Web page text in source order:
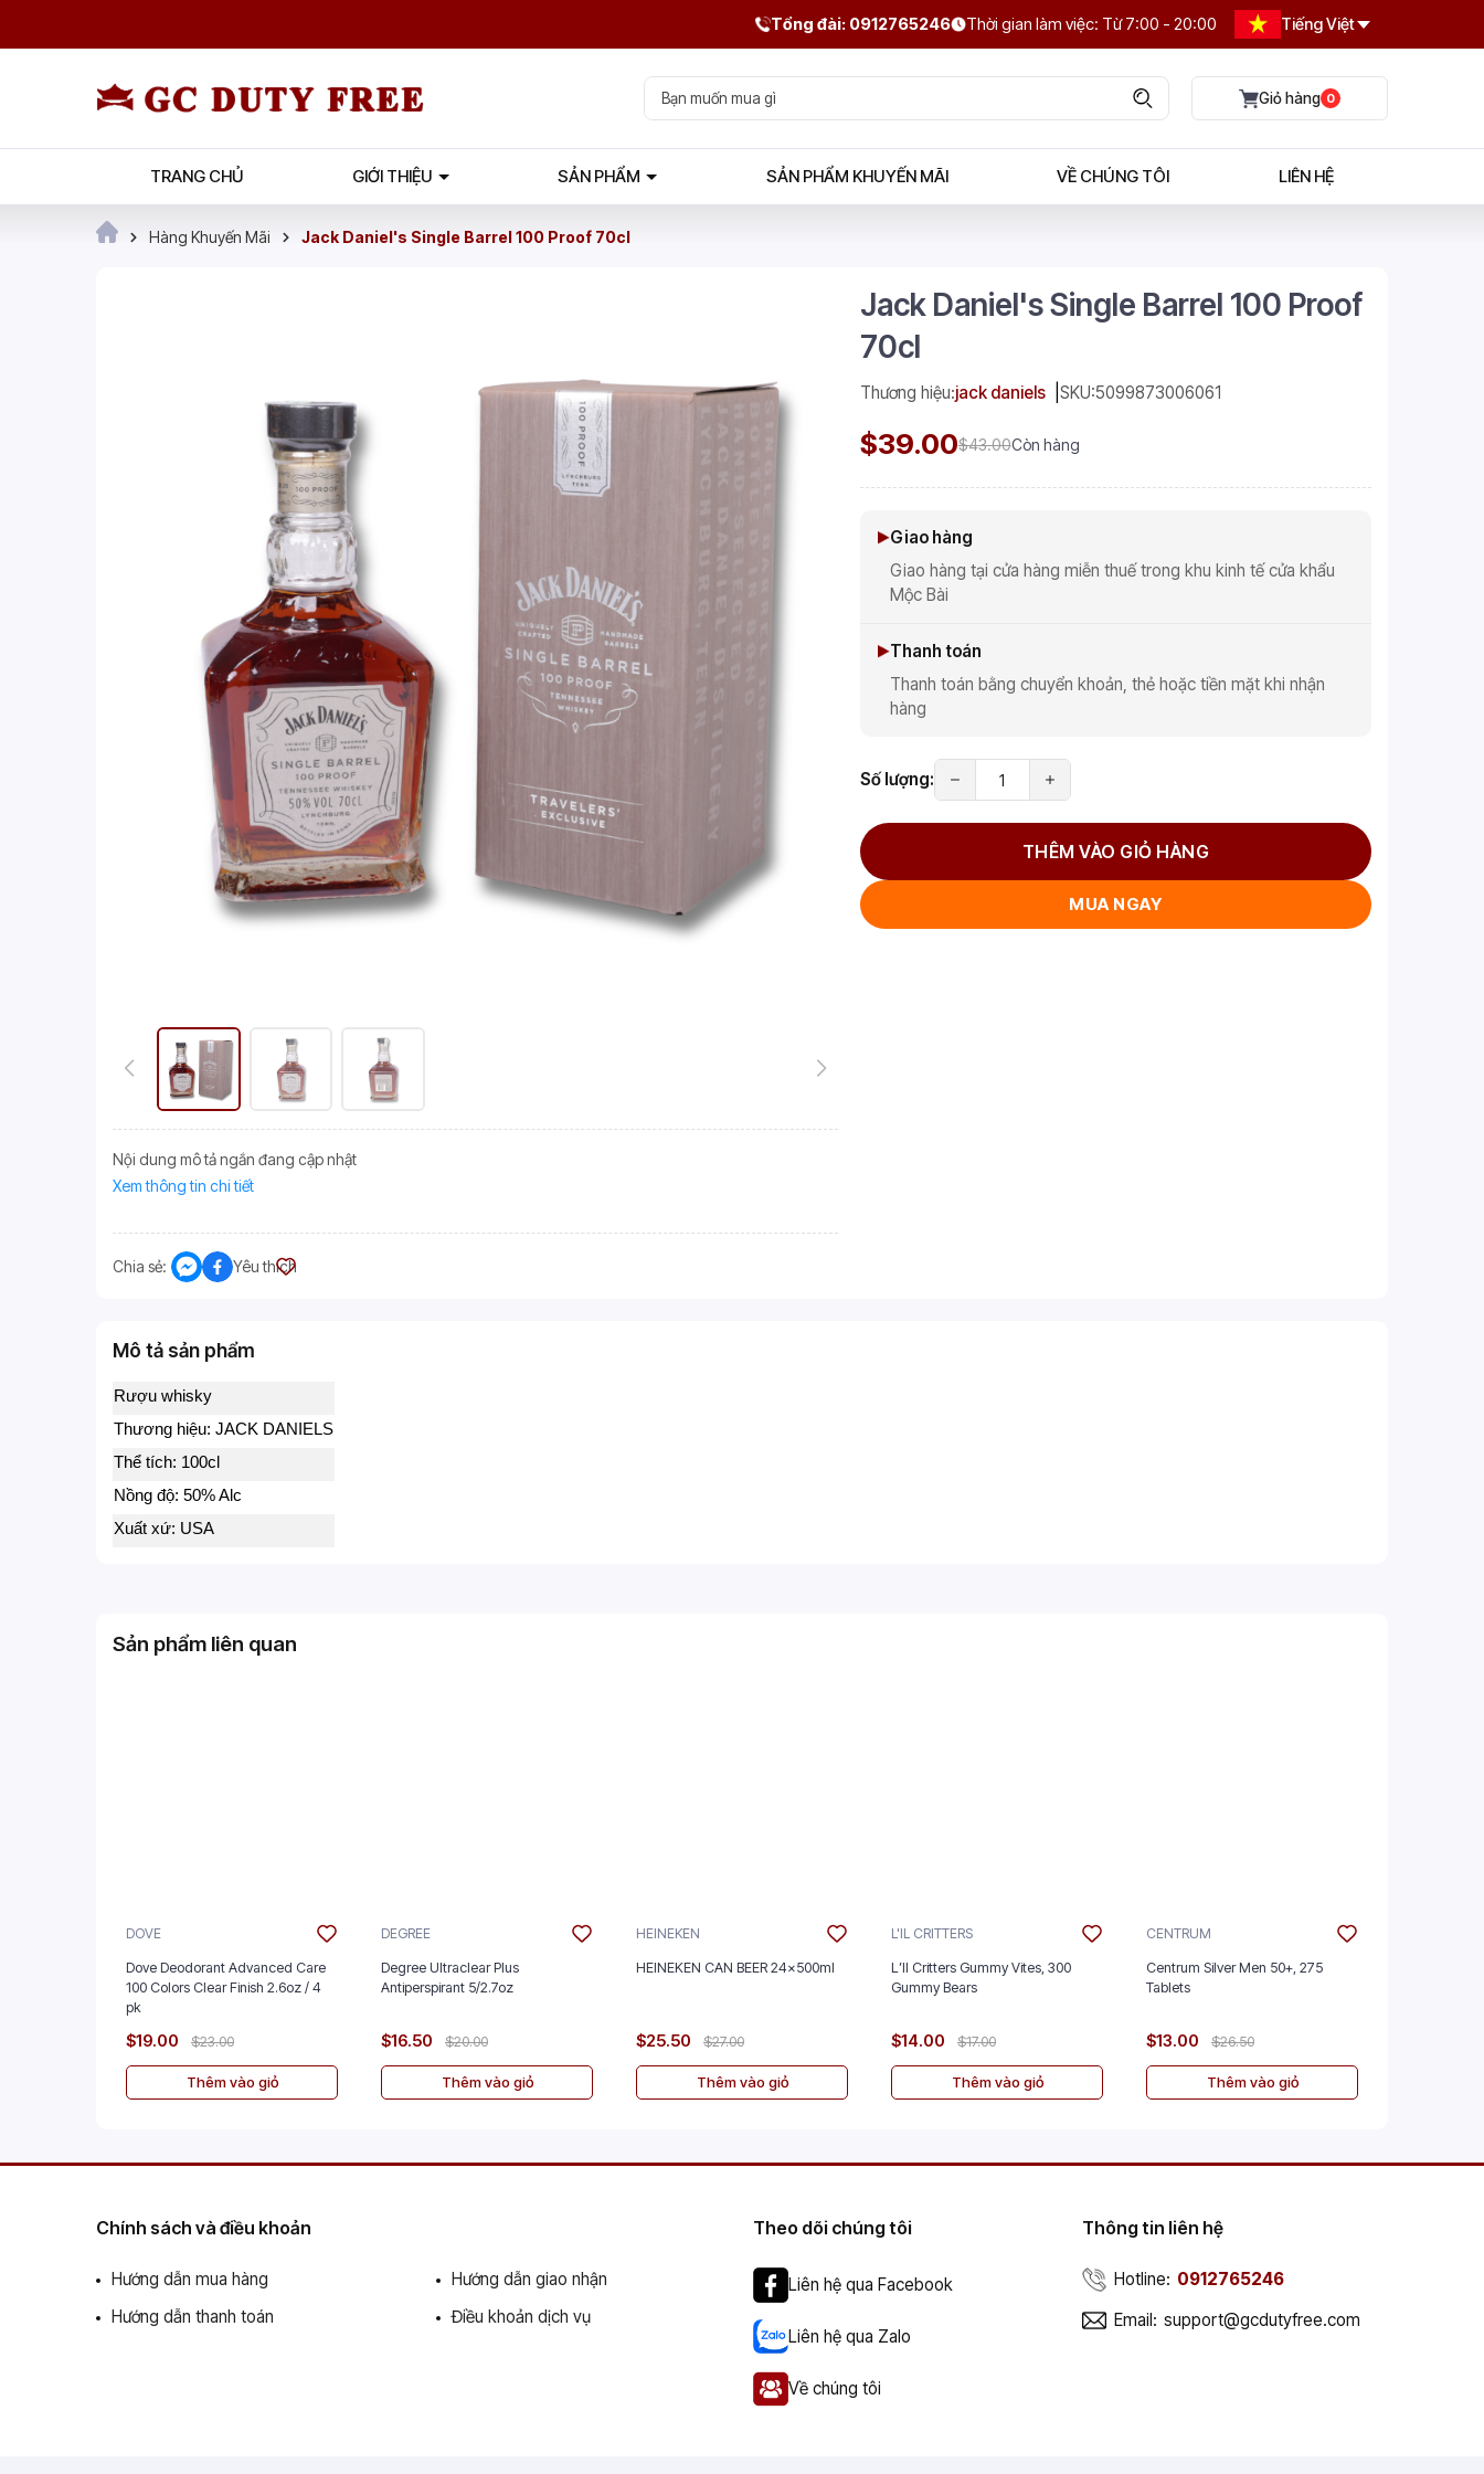
Tổng đài: 0912765246 Thời gian làm việc: Từ 7:00 - 20:00 Tiếng Việt
0
TRANG CHỦ GIỚI THIỆU SẢN PHẨM SẢN PHẨM KHUYẾN MÃI VỀ CHÚNG TÔI LIÊN HỆ
Hàng Khuyến Mãi Jack Daniel's Single Barrel 100 Proof 70cl
Nội dung mô tả ngắn đang cập nhật
Xem thông tin chi tiết
Chia sẻ: Yêu thích
Jack Daniel's Single Barrel 100 Proof
70cl
Thương hiệu:jack daniels SKU:5099873006061
$39.00$43.00Còn hàng
Giao hàng
Giao hàng tại cửa hàng miễn thuế trong khu kinh tế cửa khẩu
Mộc Bài
Thanh toán
Thanh toán bằng chuyển khoản, thẻ hoặc tiền mặt khi nhận
hàng
Số lượng:
THÊM VÀO GIỎ HÀNG
MUA NGAY
Mô tả sản phẩm
Rượu whisky
Thương hiệu: JACK DANIELS
Thể tích: 100cl
Nồng độ: 50% Alc
Xuất xứ: USA
Sản phẩm liên quan
DOVE
Dove Deodorant Advanced Care
100 Colors Clear Finish 2.6oz / 4
pk
$19.00 $23.00
Thêm vào giỏ
DEGREE
Degree Ultraclear Plus
Antiperspirant 5/2.7oz
$16.50 $20.00
Thêm vào giỏ
HEINEKEN
HEINEKEN CAN BEER 24x500ml
$25.50 $27.00
Thêm vào giỏ
L'IL CRITTERS
L’Il Critters Gummy Vites, 300
Gummy Bears
$14.00 $17.00
Thêm vào giỏ
CENTRUM
Centrum Silver Men 50+, 275
Tablets
$13.00 $26.50
Thêm vào giỏ
Chính sách và điều khoản
Hướng dẫn mua hàng
Hướng dẫn thanh toán
Hướng dẫn giao nhận
Điều khoản dịch vụ
Theo dõi chúng tôi
Liên hệ qua Facebook
Liên hệ qua Zalo
Về chúng tôi
Thông tin liên hệ
Hotline: 0912765246
Email: support@gcdutyfree.com